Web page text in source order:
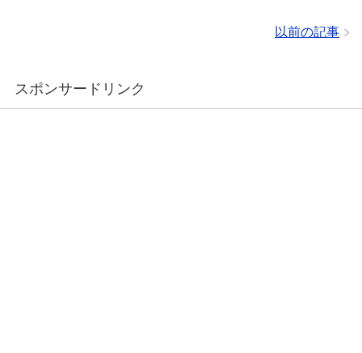
以前の記事
スポンサードリンク